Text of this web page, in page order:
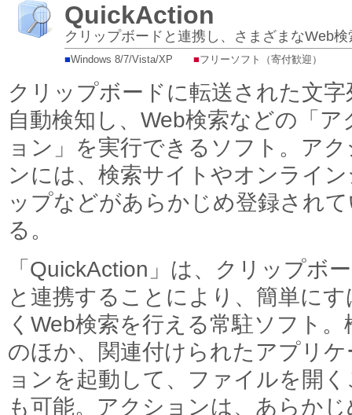
QuickAction
クリップボードと連携し、さまざまなWeb
■Windows 8/7/Vista/XP ■フリーソフト（寄付歓迎）
クリップボードに転送された文字
自動検知し、Web検索などの「ア
ョン」を実行できるソフト。ア
ンには、検索サイトやオンライ
ップなどがあらかじめ登録され
る。
「QuickAction」は、クリップボ
と連携することにより、簡単にす
くWeb検索を行える常駐ソフト。
のほか、関連付けられたアプリケ
ョンを起動して、ファイルを開
も可能。アクションは、あらかじ